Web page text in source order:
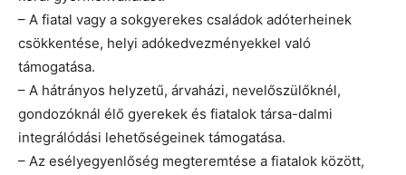
– A fiatal vagy a sokgyerekes családok adóterheinek
csökkentése, helyi adókedvezményekkel való
támogatása.
– A hátrányos helyzetű, árvaházi, nevelőszülőknél,
gondozóknál élő gyerekek és fiatalok társa-dalmi
integrálódási lehetőségeinek támogatása.
– Az esélyegyenlőség megteremtése a fiatalok között,